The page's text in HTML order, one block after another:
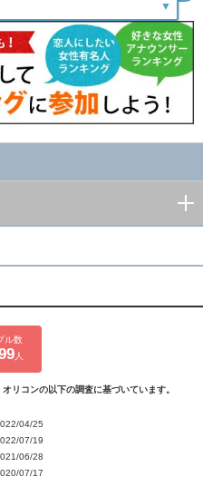
ル数
人
リコンの以下の調査に基づいています。
04/25
07/19
06/28
07/17